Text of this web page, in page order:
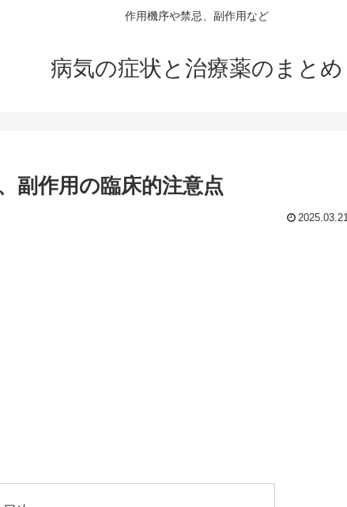
作用機序や禁忌、副作用など
病気の症状と治療薬のまとめ
副作用の臨床的注意点
2025.03.21